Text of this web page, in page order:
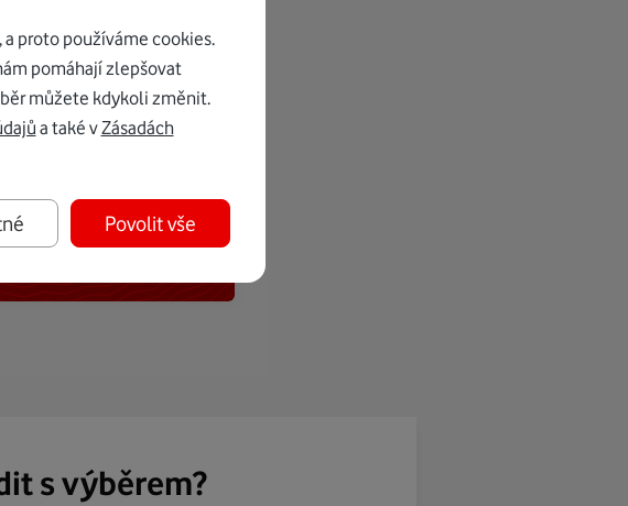
TV již
s výběrem?
proto používáme cookies.
pomáhají zlepšovat
můžete kdykoli změnit.
a také vZásadách
Povolit vše